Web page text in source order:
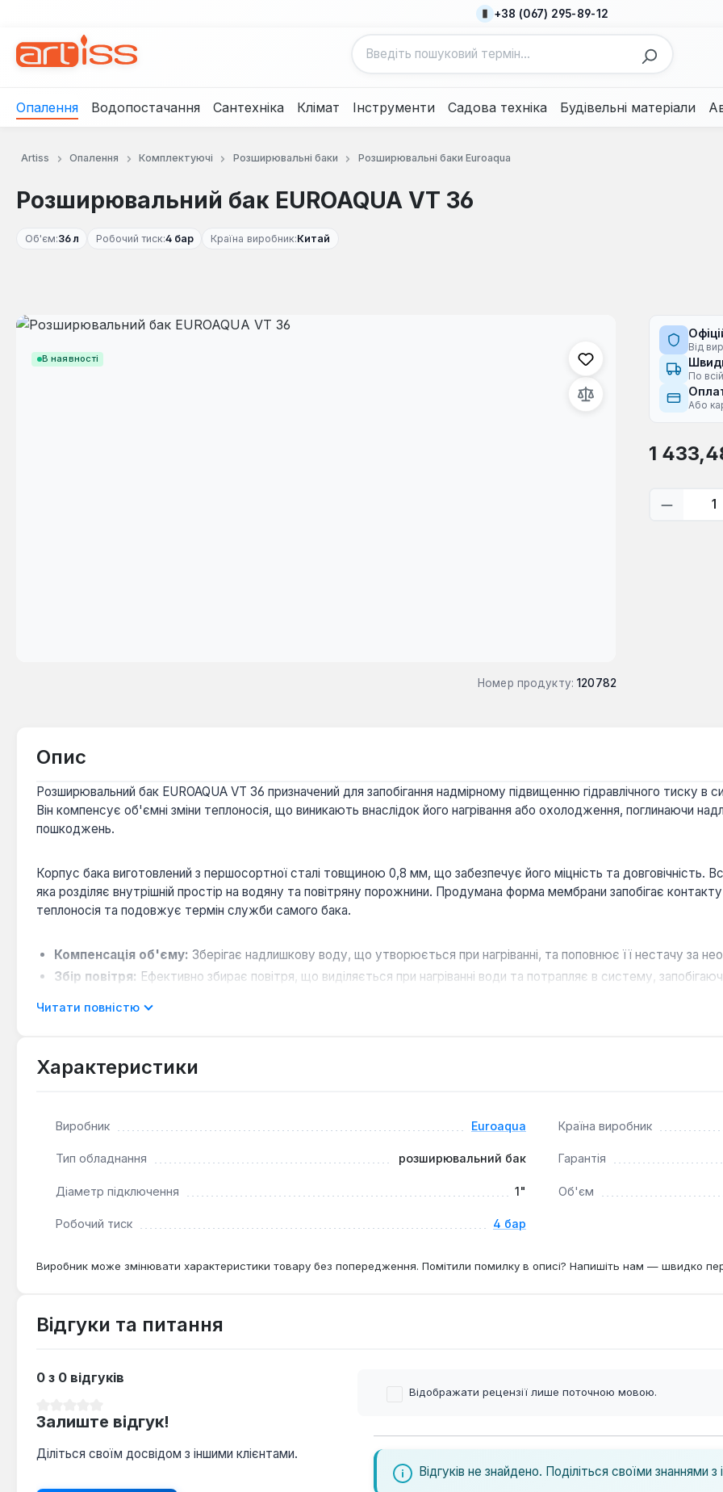
+38 (067) 295-89-12
Опалення Водопостачання Сантехніка Клімат Інструменти Садова техніка Будівельні матеріали
Artiss Опалення Комплектуючі Розширювальні баки Розширювальні баки Euroaqua
Розширювальний бак EUROAQUA VT 36
Об'єм:36 л Робочий тиск:4 бар Країна виробник:Китай
В наявності
Пропустити галерею зображень
Номер продукту: 120782
Від
По
Або
Звичайна
1
Опис
Розширювальний бак EUROAQUA VT 36 призначений для запобігання надмірному підвищенню гідравлічного тиску
Він компенсує об'ємні зміни теплоносія, що виникають внаслідок його нагрівання або охолодження, поглинаючи
пошкоджень.
Корпус бака виготовлений з першосортної сталі товщиною 0,8 мм, що забезпечує його міцність та довговічність.
яка розділяє внутрішній простір на водяну та повітряну порожнини. Продумана форма мембрани запобігає
теплоносія та подовжує термін служби самого бака.
Компенсація об'єму: Зберігає надлишкову воду, що утворюється при нагріванні, та поповнює її нестачу за
Збір повітря: Ефективно збирає повітря, що виділяється при нагріванні води та потрапляє в систему,
теплоносія.
Читати повністю
Характеристики
Виробник Euroaqua Країна виробник
Тип обладнання розширювальний бак Гарантія
Діаметр підключення 1" Об'єм
Робочий тиск 4 бар
Виробник може змінювати характеристики товару без попередження. Помітили помилку в описі? Напишіть нам — швидко
Відгуки та питання
0 з 0 відгуків
Залиште відгук!
Діліться своїм досвідом з іншими клієнтами.
Відображати рецензії лише поточною мовою.
Відгуків не знайдено. Поділіться своїми знаннями з